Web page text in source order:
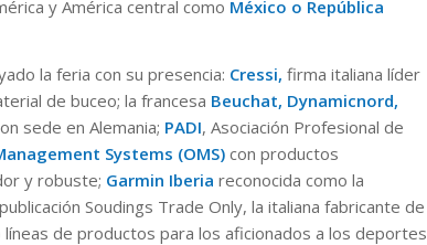
y América central como México o República
la feria con su presencia: Cressi, firma italiana líder
de buceo; la francesa Beuchat, Dynamicnord,
sede en Alemania; PADI, Asociación Profesional de
Systems (OMS)con productos
y robuste; Garmin Iberia reconocida como la
Soudings Trade Only, la italiana fabricante de
líneas de productos para los aficionados a los deportes